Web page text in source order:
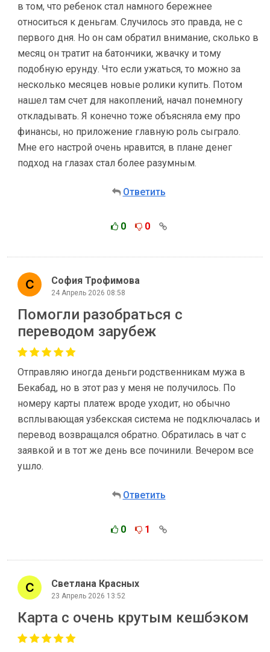
в том, что ребенок стал намного бережнее
относиться к деньгам. Случилось это правда, не с
первого дня. Но он сам обратил внимание, сколько в
месяц он тратит на батончики, жвачку и тому
подобную ерунду. Что если ужаться, то можно за
несколько месяцев новые ролики купить. Потом
нашел там счет для накоплений, начал понемногу
откладывать. Я конечно тоже объясняла ему про
финансы, но приложение главную роль сыграло.
Мне его настрой очень нравится, в плане денег
подход на глазах стал более разумным.
Ответить
0 0
София Трофимова
24 Апрель 2026 08:58
Помогли разобраться с
переводом зарубеж
Отправляю иногда деньги родственникам мужа в
Бекабад, но в этот раз у меня не получилось. По
номеру карты платеж вроде уходит, но обычно
всплывающая узбекская система не подключалась и
перевод возвращался обратно. Обратилась в чат с
заявкой и в тот же день все починили. Вечером все
ушло.
Ответить
0 1
Светлана Красных
23 Апрель 2026 13:52
Карта с очень крутым кешбэком